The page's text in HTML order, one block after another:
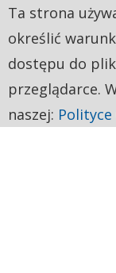
Ta strona
określić
dostępu do
przeglądarce.
naszej: Polityce